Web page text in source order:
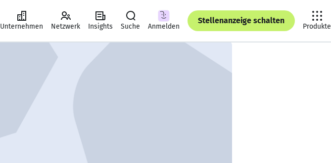
Unternehmen Netzwerk Insights Suche Anmelden
Stellenanzeige schalten
Produkte